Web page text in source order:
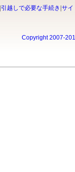
引越しで必要な手続き サイ
Copyright 2007-